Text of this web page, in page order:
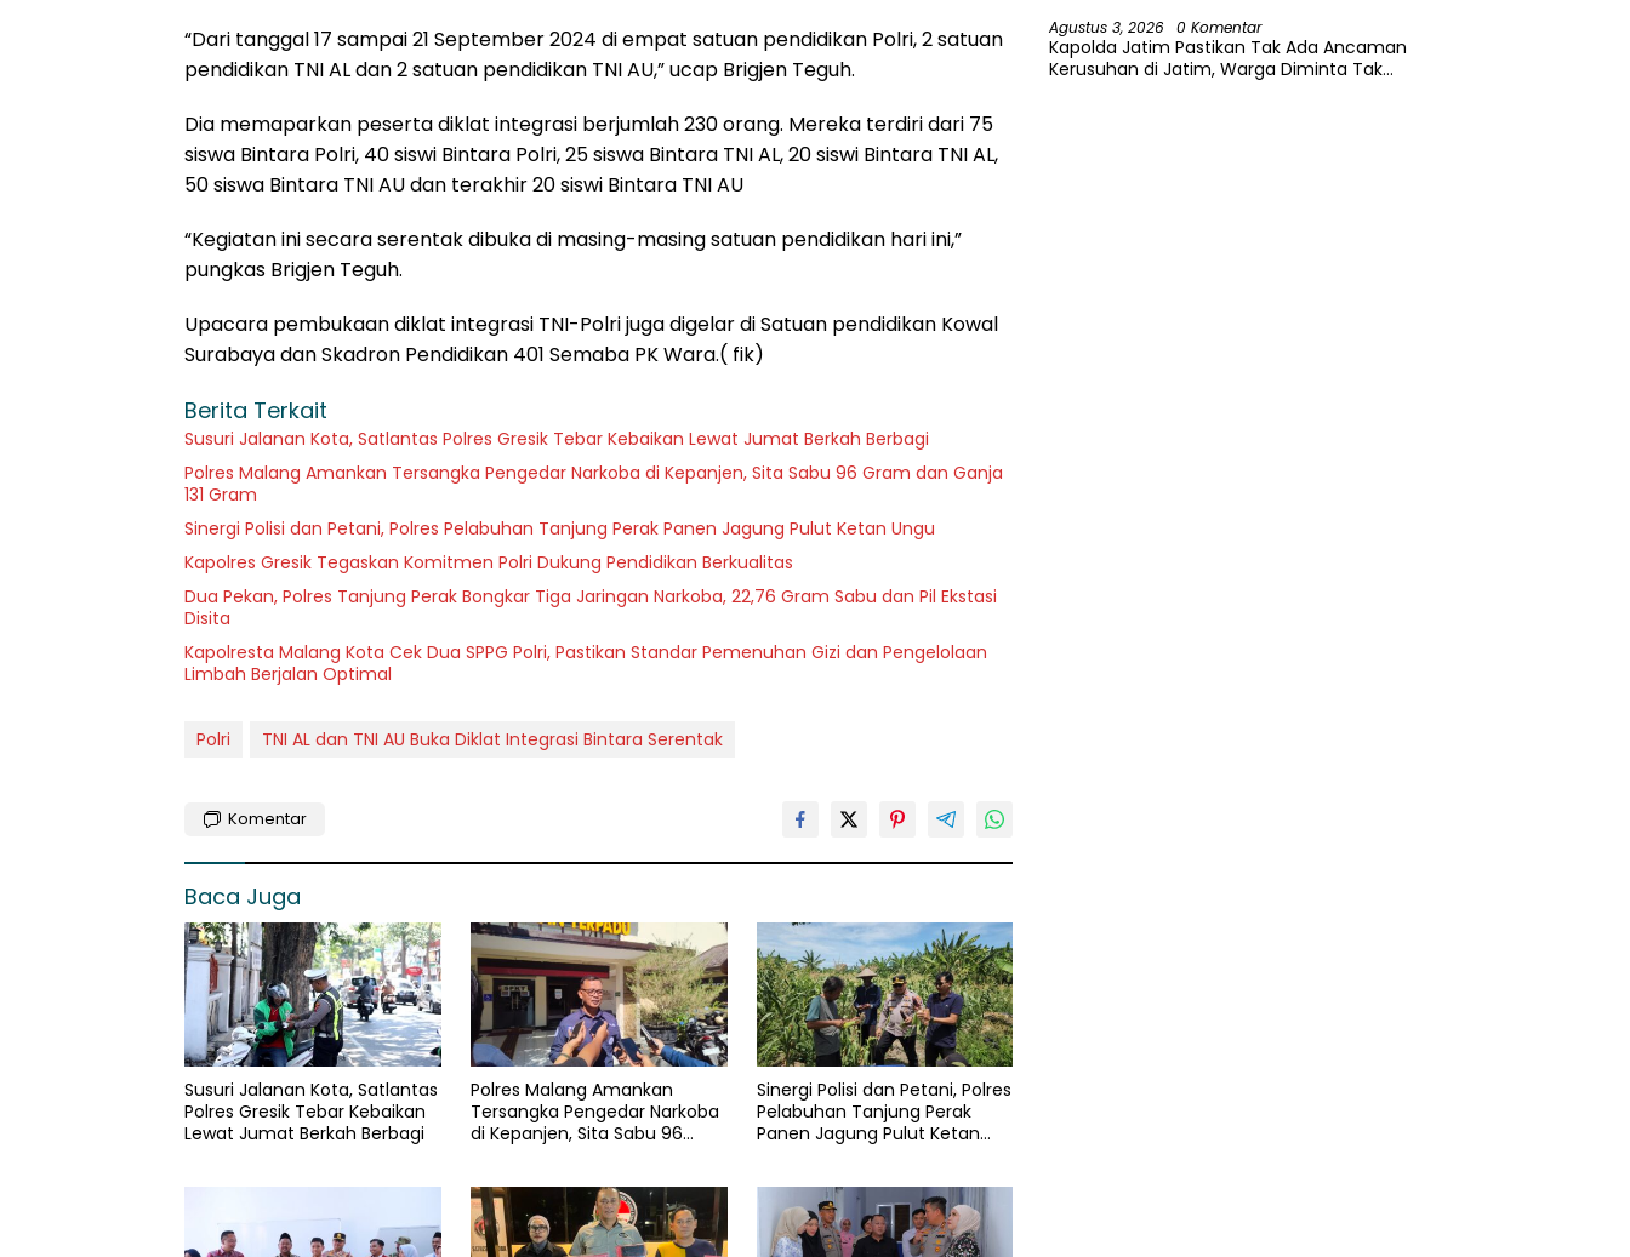
“Dari tanggal 17 sampai 21 September 2024 di empat satuan pendidikan Polri, 2 satuan
pendidikan TNI AL dan 2 satuan pendidikan TNI AU,” ucap Brigjen Teguh.
Dia memaparkan peserta diklat integrasi berjumlah 230 orang. Mereka terdiri dari 75
siswa Bintara Polri, 40 siswi Bintara Polri, 25 siswa Bintara TNI AL, 20 siswi Bintara TNI AL,
50 siswa Bintara TNI AU dan terakhir 20 siswi Bintara TNI AU
“Kegiatan ini secara serentak dibuka di masing-masing satuan pendidikan hari ini,”
pungkas Brigjen Teguh.
Upacara pembukaan diklat integrasi TNI-Polri juga digelar di Satuan pendidikan Kowal
Surabaya dan Skadron Pendidikan 401 Semaba PK Wara.( fik)
Berita Terkait
Susuri Jalanan Kota, Satlantas Polres Gresik Tebar Kebaikan Lewat Jumat Berkah Berbagi
Polres Malang Amankan Tersangka Pengedar Narkoba di Kepanjen, Sita Sabu 96 Gram dan Ganja
131 Gram
Sinergi Polisi dan Petani, Polres Pelabuhan Tanjung Perak Panen Jagung Pulut Ketan Ungu
Kapolres Gresik Tegaskan Komitmen Polri Dukung Pendidikan Berkualitas
Dua Pekan, Polres Tanjung Perak Bongkar Tiga Jaringan Narkoba, 22,76 Gram Sabu dan Pil Ekstasi
Disita
Kapolresta Malang Kota Cek Dua SPPG Polri, Pastikan Standar Pemenuhan Gizi dan Pengelolaan
Limbah Berjalan Optimal
Polri TNI AL dan TNI AU Buka Diklat Integrasi Bintara Serentak
Komentar
Baca Juga
Susuri Jalanan Kota, Satlantas
Polres Gresik Tebar Kebaikan
Lewat Jumat Berkah Berbagi
Polres Malang Amankan
Tersangka Pengedar Narkoba
di Kepanjen, Sita Sabu 96
Sinergi Polisi dan Petani, Polres
Pelabuhan Tanjung Perak
Panen Jagung Pulut Ketan
Agustus 3, 2026 0 Komentar
Kapolda Jatim Pastikan Tak Ada Ancaman
Kerusuhan di Jatim, Warga Diminta Tak